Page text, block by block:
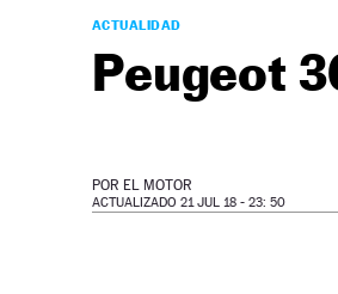
ACTUALIDAD
Peugeot
POR EL MOTOR
ACTUALIZADO 21 JUL 18 - 23: 50